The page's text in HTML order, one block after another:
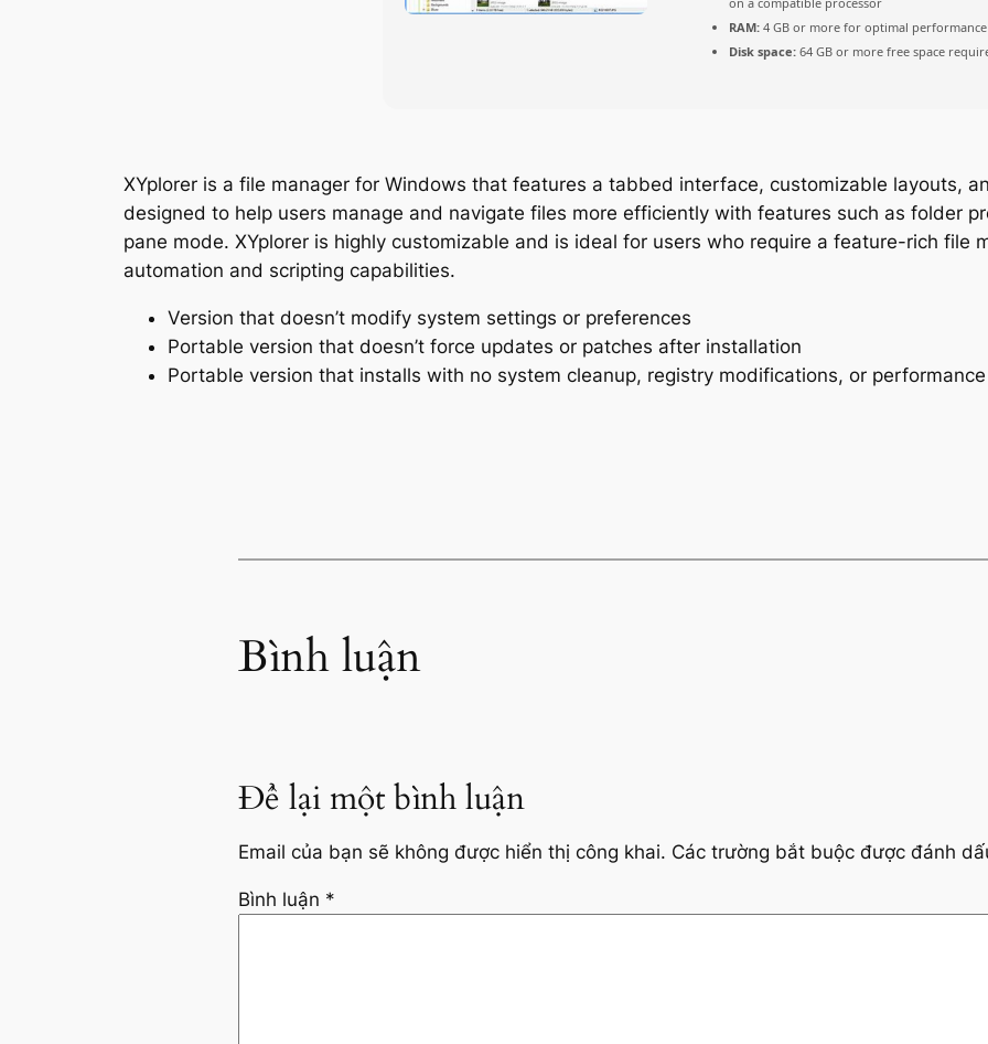
RAM: 4 GB or more for optimal performance
Disk space: 64 GB or more free space
XYplorer is a file manager for Windows that features a tabbed interface, customizable layouts,
designed to help users manage and navigate files more efficiently with features such as folder
pane mode. XYplorer is highly customizable and is ideal for users who require a feature-rich file
automation and scripting capabilities.
Version that doesn’t modify system settings or preferences
Portable version that doesn’t force updates or patches after installation
Portable version that installs with no system cleanup, registry modifications, or
Bình luận
Để lại một bình luận
Email của bạn sẽ không được hiển thị công khai. Các trường bắt buộc được đánh
Bình luận *